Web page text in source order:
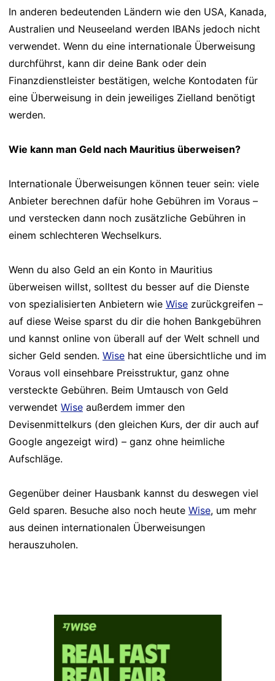
In anderen bedeutenden Ländern wie den USA, Kanada,
Australien und Neuseeland werden IBANs jedoch nicht
verwendet. Wenn du eine internationale Überweisung
durchführst, kann dir deine Bank oder dein
Finanzdienstleister bestätigen, welche Kontodaten für
eine Überweisung in dein jeweiliges Zielland benötigt
werden.
Wie kann man Geld nach Mauritius überweisen?
Internationale Überweisungen können teuer sein: viele
Anbieter berechnen dafür hohe Gebühren im Voraus –
und verstecken dann noch zusätzliche Gebühren in
einem schlechteren Wechselkurs.
Wenn du also Geld an ein Konto in Mauritius
überweisen willst, solltest du besser auf die Dienste
von spezialisierten Anbietern wie Wise zurückgreifen –
auf diese Weise sparst du dir die hohen Bankgebühren
und kannst online von überall auf der Welt schnell und
sicher Geld senden. Wise hat eine übersichtliche und im
Voraus voll einsehbare Preisstruktur, ganz ohne
versteckte Gebühren. Beim Umtausch von Geld
verwendet Wise außerdem immer den
Devisenmittelkurs (den gleichen Kurs, der dir auch auf
Google angezeigt wird) – ganz ohne heimliche
Aufschläge.
Gegenüber deiner Hausbank kannst du deswegen viel
Geld sparen. Besuche also noch heute Wise, um mehr
aus deinen internationalen Überweisungen
herauszuholen.